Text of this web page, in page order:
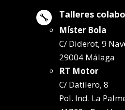
 Talleres
Míster Bola
C/ Diderot, 9
29004 Málaga
RT Motor
C/ Datilero, 8
Pol. Ind. La